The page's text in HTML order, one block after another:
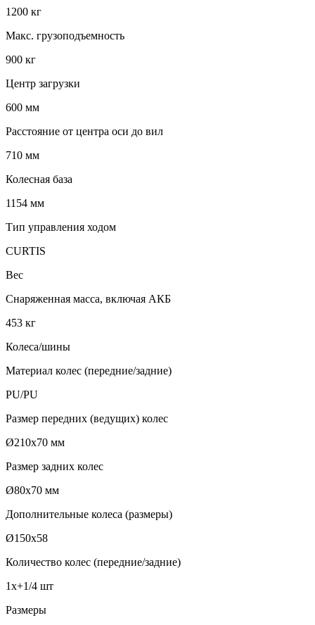
1200 кг
Макс. грузоподъемность
900 кг
Центр загрузки
600 мм
Расстояние от центра оси до вил
710 мм
Колесная база
1154 мм
Тип управления ходом
CURTIS
Вес
Снаряженная масса, включая АКБ
453 кг
Колеса/шины
Материал колес (передние/задние)
PU/PU
Размер передних (ведущих) колес
Ø210х70 мм
Размер задних колес
Ø80х70 мм
Дополнительные колеса (размеры)
Ø150х58
Количество колес (передние/задние)
1х+1/4 шт
Размеры